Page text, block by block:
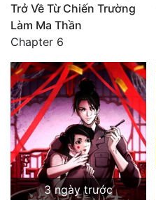
Trở Về Từ Chiến Trường
Làm Ma Thần
Chapter 6
3 ngày trước